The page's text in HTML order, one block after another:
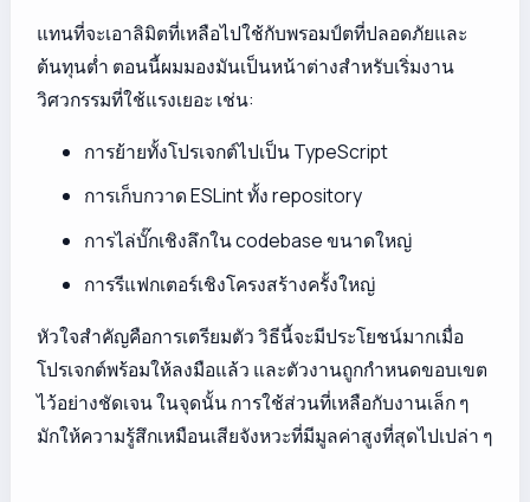
แทนที่จะเอาลิมิตที่เหลือไปใช้กับพรอมป์ตที่ปลอดภัยและ
ต้นทุนต่ำ ตอนนี้ผมมองมันเป็นหน้าต่างสำหรับเริ่มงาน
วิศวกรรมที่ใช้แรงเยอะ เช่น:
การย้ายทั้งโปรเจกต์ไปเป็น TypeScript
การเก็บกวาด ESLint ทั้ง repository
การไล่บั๊กเชิงลึกใน codebase ขนาดใหญ่
การรีแฟกเตอร์เชิงโครงสร้างครั้งใหญ่
หัวใจสำคัญคือการเตรียมตัว วิธีนี้จะมีประโยชน์มากเมื่อ
โปรเจกต์พร้อมให้ลงมือแล้ว และตัวงานถูกกำหนดขอบเขต
ไว้อย่างชัดเจน ในจุดนั้น การใช้ส่วนที่เหลือกับงานเล็ก ๆ
มักให้ความรู้สึกเหมือนเสียจังหวะที่มีมูลค่าสูงที่สุดไปเปล่า ๆ